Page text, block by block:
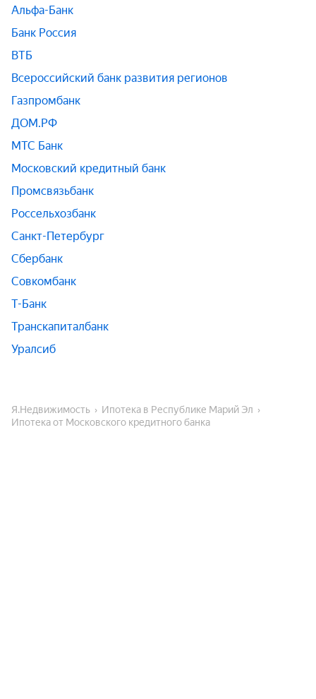
Альфа-Банк
Банк Россия
ВТБ
Всероссийский банк развития регионов
Газпромбанк
ДОМ.РФ
МТС Банк
Московский кредитный банк
Промсвязьбанк
Россельхозбанк
Санкт-Петербург
Сбербанк
Совкомбанк
Т-Банк
Транскапиталбанк
Уралсиб
Я.Недвижимость
Ипотека в Республике Марий Эл
Ипотека от Московского кредитного банка